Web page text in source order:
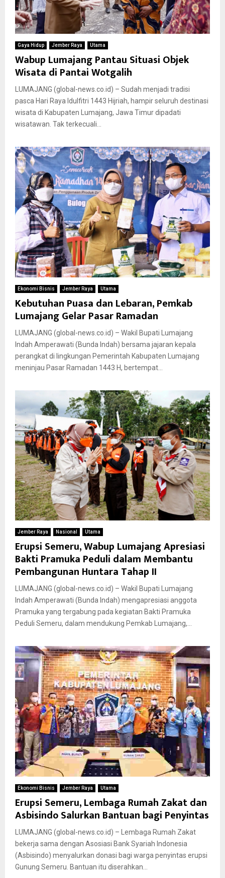
Gaya Hidup Jember Raya Utama
Wabup Lumajang Pantau Situasi Objek
Wisata di Pantai Wotgalih
LUMAJANG (global-news.co.id) – Sudah menjadi tradisi
pasca Hari Raya Idulfitri 1443 Hijriah, hampir seluruh destinasi
wisata di Kabupaten Lumajang, Jawa Timur dipadati
wisatawan. Tak terkecuali...
Ekonomi Bisnis Jember Raya Utama
Kebutuhan Puasa dan Lebaran, Pemkab
Lumajang Gelar Pasar Ramadan
LUMAJANG (global-news.co.id) – Wakil Bupati Lumajang
Indah Amperawati (Bunda Indah) bersama jajaran kepala
perangkat di lingkungan Pemerintah Kabupaten Lumajang
meninjau Pasar Ramadan 1443 H, bertempat...
Jember Raya Nasional Utama
Erupsi Semeru, Wabup Lumajang Apresiasi
Bakti Pramuka Peduli dalam Membantu
Pembangunan Huntara Tahap II
LUMAJANG (global-news.co.id) – Wakil Bupati Lumajang
Indah Amperawati (Bunda Indah) mengapresiasi anggota
Pramuka yang tergabung pada kegiatan Bakti Pramuka
Peduli Semeru, dalam mendukung Pemkab Lumajang,...
Ekonomi Bisnis Jember Raya Utama
Erupsi Semeru, Lembaga Rumah Zakat dan
Asbisindo Salurkan Bantuan bagi Penyintas
LUMAJANG (global-news.co.id) – Lembaga Rumah Zakat
bekerja sama dengan Asosiasi Bank Syariah Indonesia
(Asbisindo) menyalurkan donasi bagi warga penyintas erupsi
Gunung Semeru. Bantuan itu diserahkan...